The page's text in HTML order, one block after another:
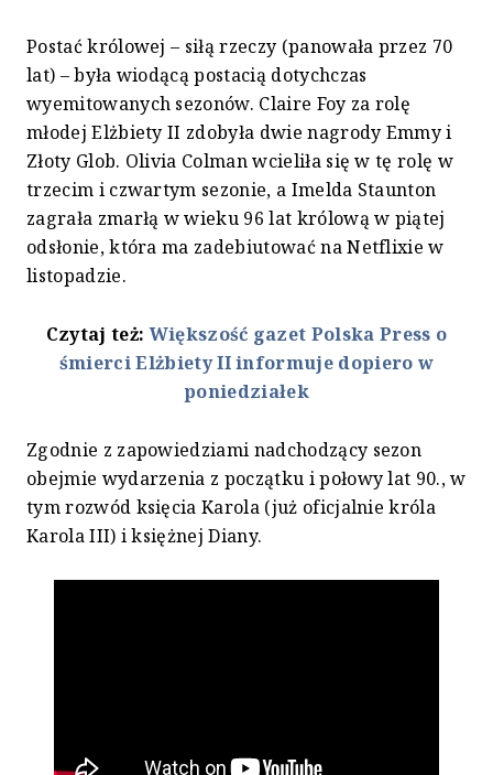
Postać królowej – siłą rzeczy (panowała przez 70
lat) – była wiodącą postacią dotychczas
wyemitowanych sezonów. Claire Foy za rolę
młodej Elżbiety II zdobyła dwie nagrody Emmy i
Złoty Glob. Olivia Colman wcieliła się w tę rolę w
trzecim i czwartym sezonie, a Imelda Staunton
zagrała zmarłą w wieku 96 lat królową w piątej
odsłonie, która ma zadebiutować na Netflixie w
listopadzie.
Czytaj też:Większość gazet Polska Press o
śmierci Elżbiety II informuje dopiero w
poniedziałek
Zgodnie z zapowiedziami nadchodzący sezon
obejmie wydarzenia z początku i połowy lat 90., w
tym rozwód księcia Karola (już oficjalnie króla
Karola III) i księżnej Diany.